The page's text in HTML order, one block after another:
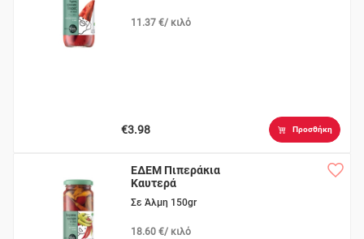
11.37 €/ κιλό
€3.98 Προσθήκη
ΕΔΕΜ Πιπεράκια
Καυτερά
Σε Άλμη 150gr
18.60 €/ κιλό